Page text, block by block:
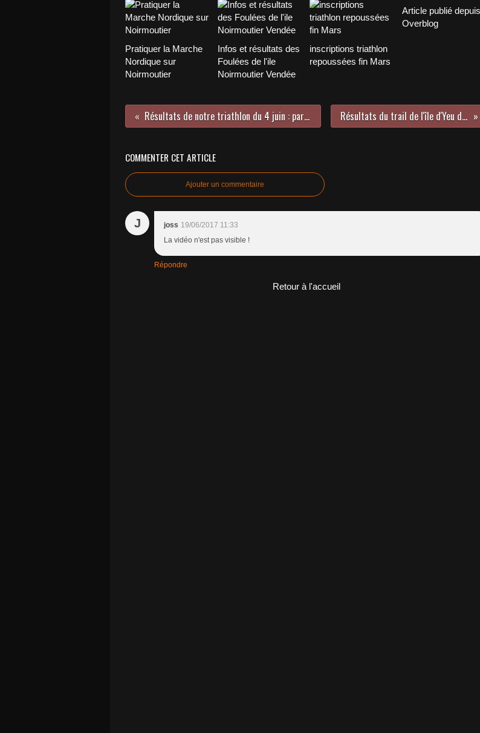
Pratiquer la Marche
Nordique sur
Noirmoutier
Infos et résultats des
Foulées de l'ile
Noirmoutier Vendée
inscriptions triathlon
repoussées fin Mars
Article publié depuis
Overblog
Résultats de notre triathlon du 4 juin : participation record ! Résultats du trail de l'île d'Yeu du 24 juin 2017
COMMENTER CET ARTICLE
Ajouter un commentaire
J joss 19/06/2017 11:33
La vidéo n'est pas visible !
Répondre
Retour à l'accueil